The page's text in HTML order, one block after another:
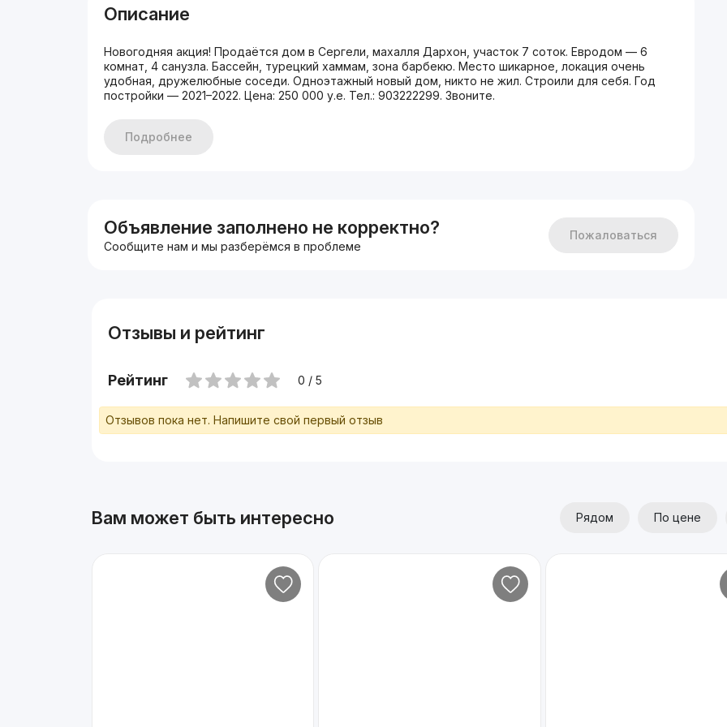
Описание
Новогодняя акция! Продаётся дом в Сергели, махалля Дархон, участок 7 соток. Евродом — 6
комнат, 4 санузла. Бассейн, турецкий хаммам, зона барбекю. Место шикарное, локация очень
удобная, дружелюбные соседи. Одноэтажный новый дом, никто не жил. Строили для себя. Год
постройки — 2021–2022. Цена: 250 000 у.е. Тел.: 903222299. Звоните.
Подробнее
Объявление заполнено не корректно?
Сообщите нам и мы разберёмся в проблеме
Пожаловаться
Отзывы и рейтинг
Рейтинг 0 / 5
Отзывов пока нет. Напишите свой первый отзыв
Вам может быть интересно Рядом По цене